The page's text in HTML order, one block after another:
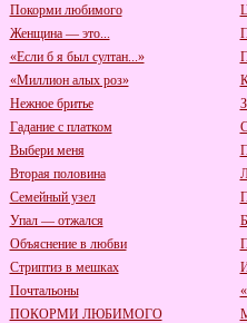
Покорми любимого
Женщина — это...
«Если б я был султан...»
«Миллион алых роз»
Нежное бритье
Гадание с платком
Выбери меня
Вторая половина
Семейный узел
Упал — отжался
Объяснение в любви
Стриптиз в мешках
Почтальоны
ПОКОРМИ ЛЮБИМОГО